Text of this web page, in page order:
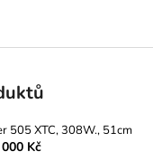
505 XTC, 308W., 51cm
Kč